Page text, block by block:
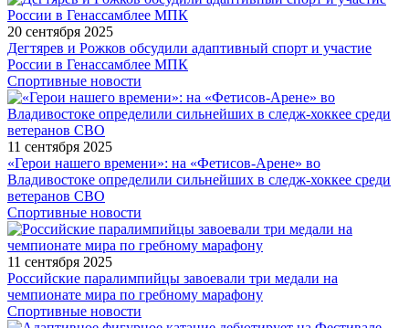
20 сентября 2025
Дегтярев и Рожков обсудили адаптивный спорт и участие
России в Генассамблее МПК
Спортивные новости
11 сентября 2025
«Герои нашего времени»: на «Фетисов-Арене» во
Владивостоке определили сильнейших в следж-хоккее среди
ветеранов СВО
Спортивные новости
11 сентября 2025
Российские паралимпийцы завоевали три медали на
чемпионате мира по гребному марафону
Спортивные новости